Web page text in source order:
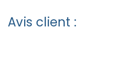
Avis client :